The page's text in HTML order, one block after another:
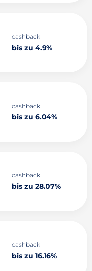
cashback
bis zu 4.9%
cashback
bis zu 6.04%
cashback
bis zu 28.07%
cashback
bis zu 16.16%